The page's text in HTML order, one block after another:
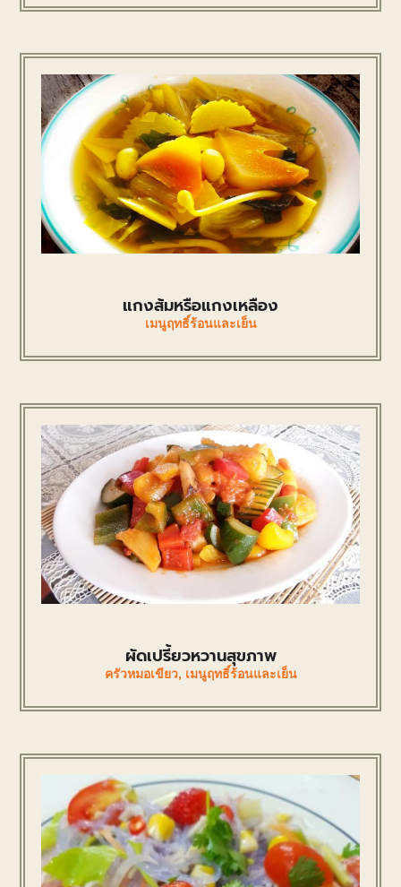
แกงส้มหรือแกงเหลือง
เมนูฤทธิ์ร้อนและเย็น
ผัดเปรี้ยวหวานสุขภาพ
ครัวหมอเขียว, เมนูฤทธิ์ร้อนและเย็น